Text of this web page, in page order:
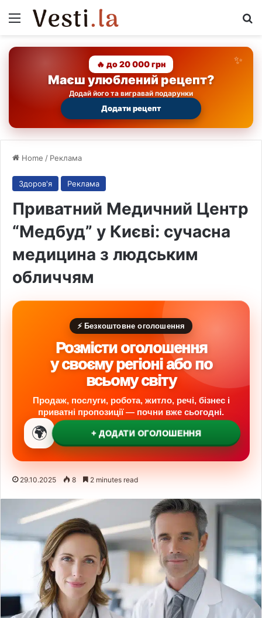
Menu
🔥 до 20 000 грн
Маєш улюблений рецепт?
Додай його та вигравай подарунки
Додати рецепт
Home / Реклама
Здоров'я Реклама
Приватний Медичний Центр
“Медбуд” у Києві: сучасна
медицина з людським
обличчям
⚡ Безкоштовне оголошення
Розмісти оголошення
у своєму регіоні або по
всьому світу
Продаж, послуги, робота, житло, речі, бізнес і
приватні пропозиції — почни вже сьогодні.
🌍 + ДОДАТИ ОГОЛОШЕННЯ
29.10.2025 8 2 minutes read